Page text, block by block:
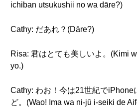
ichiban utsukushii no wa dāre?)
Cathy: だあれ？(Dāre?)
Risa: 君はとても美しいよ。(Kimi
yo.)
Cathy: わお！今は21世紀でiPhone
ど。(Wao! Ima wa ni-jū i-seiki de